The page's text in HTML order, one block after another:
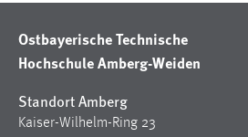
Ostbayerische Technische
Hochschule Amberg-Weiden
Standort Amberg
Kaiser-Wilhelm-Ring 23